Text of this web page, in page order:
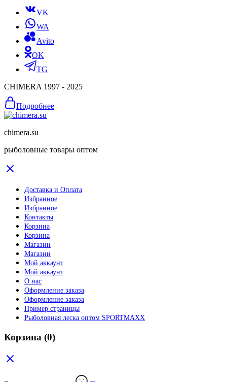
VK
WA
Avito
OK
TG
CHIMERA 1997 - 2025
Подробнее
chimera.su
рыболовные товары оптом
Доставка и Оплата
Избранное
Избранное
Контакты
Корзина
Корзина
Магазин
Магазин
Мой аккаунт
Мой аккаунт
О нас
Оформление заказа
Оформление заказа
Пример страницы
Рыболовная леска оптом SPORTMAXX
Корзина (0)